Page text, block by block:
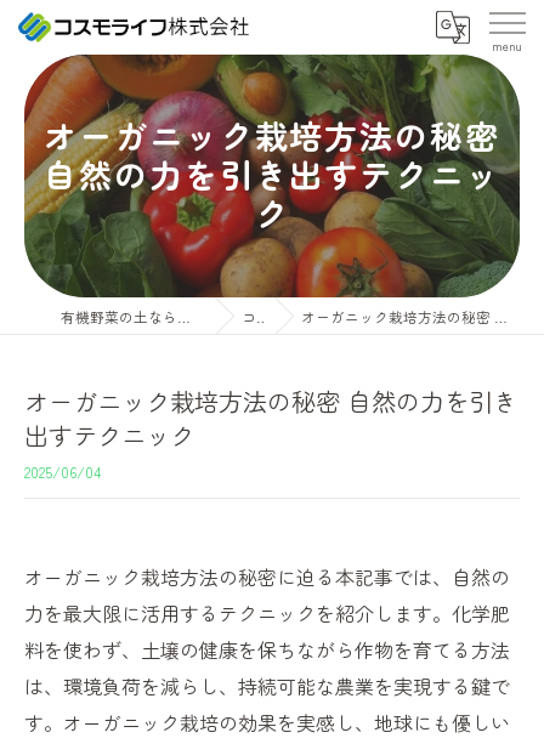
オーガニック栽培方法の秘密
自然の力を引き出すテクニッ
ク
コラム オーガニック栽培方法の秘密 自然の力を引き出すテクニック
オーガニック栽培方法の秘密 自然の力を引き
出すテクニック
2025/06/04
オーガニック栽培方法の秘密に迫る本記事では、自然の
力を最大限に活用するテクニックを紹介します。化学肥
料を使わず、土壌の健康を保ちながら作物を育てる方法
は、環境負荷を減らし、持続可能な農業を実現する鍵で
す。オーガニック栽培の効果を実感し、地球にも優しい